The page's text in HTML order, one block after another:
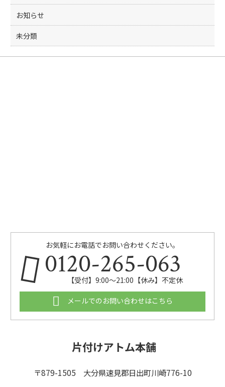
お知らせ
未分類
お気軽にお電話でお問い合わせください。
0120-265-063
【受付】9:00〜21:00【休み】不定休
メールでのお問い合わせはこちら
片付けアトム本舗
〒879-1505 大分県速見郡日出町川崎776-10